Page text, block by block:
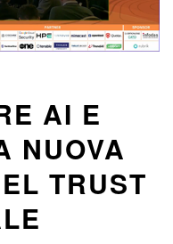
AI E
NUOVA
TRUST